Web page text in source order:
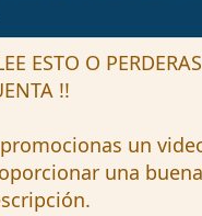
ESTO O
!!
un
una buena